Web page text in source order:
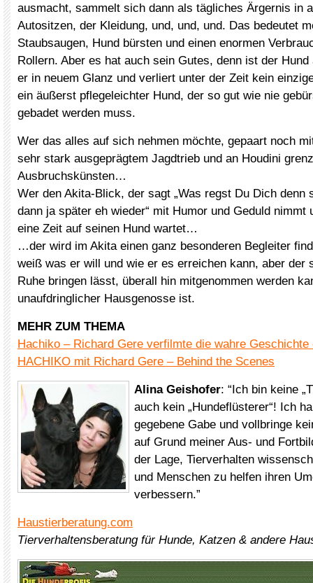
ausmacht, sammelt sich dann als tägliches Ärgernis in
Autositzen, der Kleidung, und, und, und. Das bedeutet
Staubsaugen, Hund bürsten und einen enormen
Rollern. Aber es hat auch sein Gutes, denn ist der
er in neuem Glanz und verliert unter der Zeit kein
ein äußerst pflegeleichter Hund, der so gut wie nie
gebadet werden muss.
Wer das alles auf sich nehmen möchte, gepaart noch
sehr stark ausgeprägtem Jagdtrieb und an Houdini
Ausbruchskünsten…
Wer den Akita-Blick, der sagt „Was regst Du Dich denn
dann ja später eh wieder“ mit Humor und Geduld nimmt
eine Zeit auf seinen Hund wartet…
…der wird im Akita einen ganz besonderen Begleiter
weiß was er will und wie er es erreichen kann, aber der
Ruhe bringen lässt, überall hin mitgenommen werden
unaufdringlicher Hausgenosse ist.
MEHR ZUM THEMA
Hachiko – Richard Gere verfilmte die wahre Geschichte
HACHIKO mit Richard Gere – Behind the Scenes
Alina Geishofer: “Ich bin keine
auch kein „Hundeflüsterer“! Ich
gegebene Gabe und vollbringe
auf Grund meiner Aus- und
der Lage, Tierverhalten
und Menschen zu helfen ihren
verbessern.”
Haustierberatung.com
Tierverhaltensberatung für Hunde, Katzen & andere